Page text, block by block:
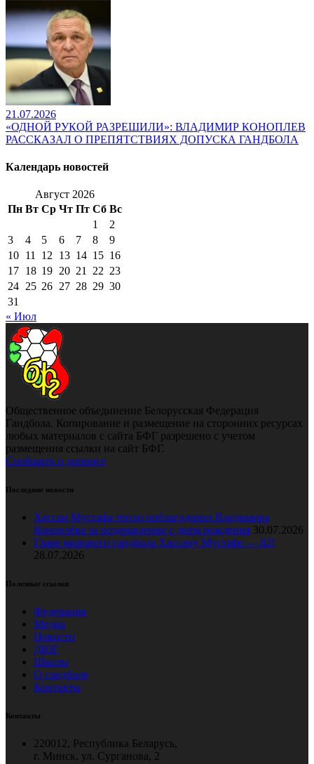
21.07.2026
«ОДНОЙ РУКОЙ РАЗРЕШИЛИ»: ВЛАДИМИР КОНОПЛЕВ
РАССКАЗАЛ О ПРЕПЯТСТВИЯХ ДОПУСКА ГАНДБОЛА
Календарь новостей
Август 2026
Пн Вт Ср Чт Пт Сб Вс
1
2
3
4 5 6 7 8
9
10 11 12 13 14 15 16
17 18 19 20 21 22 23
24 25 26 27 28 29 30
31
« Июл
Общественное объединение Белорусская Федерация
Гандбола. Копирование и размещение на сторонних ресурсах
любых материалов с сайта БФГ разрешено с учетом
размещения ссылки на сайт БФГ.
Сообщить о допинге
Последние новости
Хассан Мустафа тепло поблагодарил Владимира
Коноплёва за поздравление с днем рождения 30.07.2026
Главе мирового гандбола Хассану Мустафе — 82!
28.07.2026
Полезные ссылки
Федерация
Медиа
Новости
ДЮГ
Школы
О гандболе
Контакты
Контакты
220012, Республика Беларусь,
г. Минск, ул. Сурганова, 2